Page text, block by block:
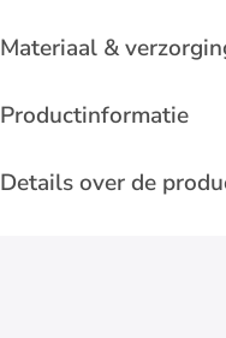
Materiaal &
Productinformatie
Details over de